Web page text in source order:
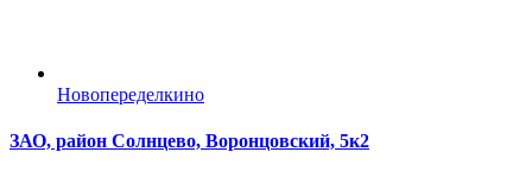
Новопеределкино
ЗАО, район Солнцево, Воронцовский, 5к2